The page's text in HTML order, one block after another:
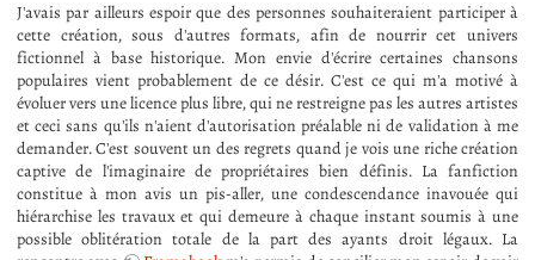
J'avais par ailleurs espoir que des personnes souhaiteraient participer à
cette création, sous d'autres formats, afin de nourrir cet univers
fictionnel à base historique. Mon envie d'écrire certaines chansons
populaires vient probablement de ce désir. C'est ce qui m'a motivé à
évoluer vers une licence plus libre, qui ne restreigne pas les autres artistes
et ceci sans qu'ils n'aient d'autorisation préalable ni de validation à me
demander. C'est souvent un des regrets quand je vois une riche création
captive de l'imaginaire de propriétaires bien définis. La fanfiction
constitue à mon avis un pis-aller, une condescendance inavouée qui
hiérarchise les travaux et qui demeure à chaque instant soumis à une
possible oblitération totale de la part des ayants droit légaux. La